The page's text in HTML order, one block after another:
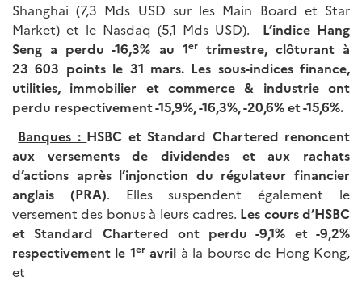
Shanghai (7,3 Mds USD sur les Main Board et Star
Market) et le Nasdaq (5,1 Mds USD). L’indice Hang
Seng a perdu -16,3% au 1ertrimestre, clôturant à
23 603 points le 31 mars. Les sous-indices finance,
utilities, immobilier et commerce & industrie ont
perdu respectivement -15,9%, -16,3%, -20,6% et -15,6%.
Banques : HSBC et Standard Chartered renoncent
aux versements de dividendes et aux rachats
d’actions après l’injonction du régulateur financier
anglais (PRA). Elles suspendent également le
versement des bonus à leurs cadres. Les cours d’HSBC
et Standard Chartered ont perdu -9,1% et -9,2%
respectivement le 1eravril à la bourse de Hong Kong,
et